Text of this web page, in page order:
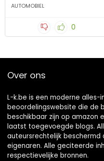
AUTOMOBIEL
0
Over ons
L-k.be is een moderne alles-
beoordelingswebsite die de
beschikbaar zijn op amazon
laatst toegevoegde blogs.
auteursrechtelijk beschermd
eigenaren. Alle geciteerde
respectievelijke bronnen.